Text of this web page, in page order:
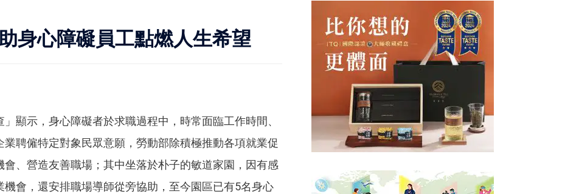
身心障礙員工點燃人生希望
顯示，身心障礙者於求職過程中，時常面臨工作時間、
聘僱特定對象民眾意願，勞動部除積極推動各項就業促
、營造友善職場；其中坐落於朴子的敏道家園，因有感
會，還安排職場導師從旁協助，至今園區已有5名身心